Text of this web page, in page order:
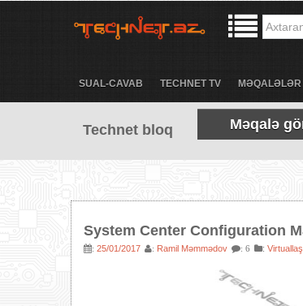
SUAL-CAVAB TECHNET TV MƏQALƏLƏR
Technet bloq Məqalə
System Center Configuration
: 25/01/2017 : Ramil Məmmədov : 6 :